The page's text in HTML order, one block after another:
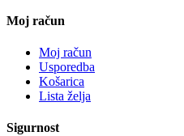
Moj račun
Moj račun
Usporedba
Košarica
Lista želja
Sigurnost